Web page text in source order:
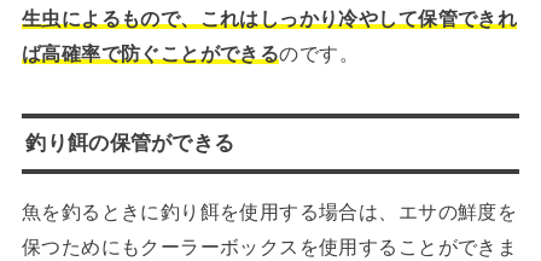
生虫によるもので、これはしっかり冷やして保管できれ
ば高確率で防ぐことができるのです。
釣り餌の保管ができる
魚を釣るときに釣り餌を使用する場合は、エサの鮮度を
保つためにもクーラーボックスを使用することができま